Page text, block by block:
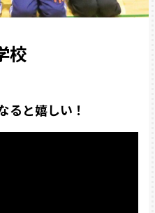
校
ると嬉しい！